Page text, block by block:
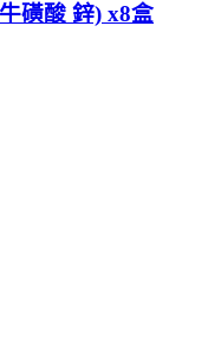
磺酸 鋅) x8盒